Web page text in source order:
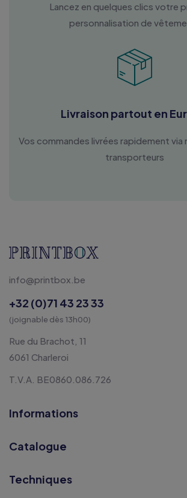
Lancez en quelques clics votre
personnalisation de
Livraison partout en
Vos commandes livrées rapidement via
transporteurs
info@printbox.be
+32 (0)71 43 23 33
(joignable dès 13h00)
Rue du Brachot, 11
6061 Charleroi
T.V.A. BE0860.086.726
Informations
Catalogue
Techniques